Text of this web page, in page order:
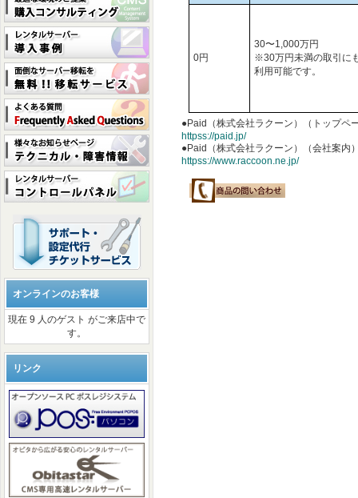
オンラインのお客様
現在 9 人のゲスト がご来店中で
す。
リンク
0円
30〜1,000万円
※30万円未満の取引に
利用可能です。
●Paid（株式会社ラクーン）（トップペ
httpss://paid.jp/
●Paid（株式会社ラクーン）（会社案内
httpss://www.raccoon.ne.jp/